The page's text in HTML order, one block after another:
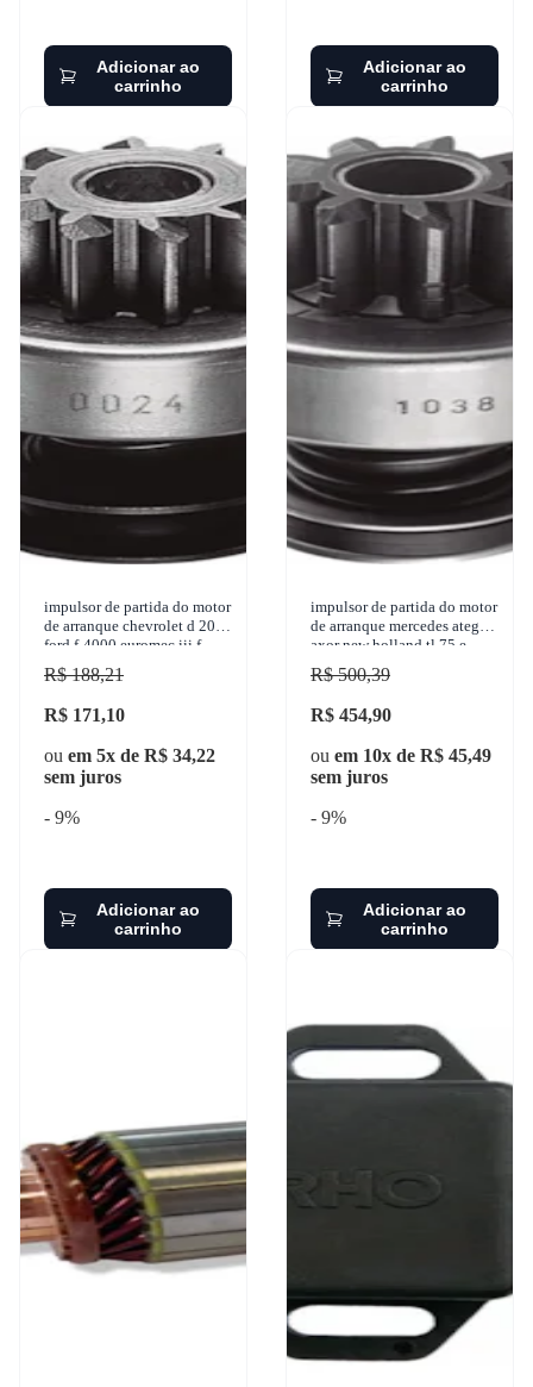
Adicionar ao
carrinho
Adicionar ao
carrinho
impulsor de partida do motor
de arranque chevrolet d 20
ford f-4000 euromec iii f-
4000 massey ferguson mf
275 4x2 mf 275
R$ 188,21
R$ 171,10
ou em 5x de R$ 34,22
sem juros
- 9%
Adicionar ao
carrinho
impulsor de partida do motor
de arranque mercedes atego
axor new holland tl 75 e
7630 tt 4030 1942-2011 zen
- 1038
R$ 500,39
R$ 454,90
ou em 10x de R$ 45,49
sem juros
- 9%
Adicionar ao
carrinho